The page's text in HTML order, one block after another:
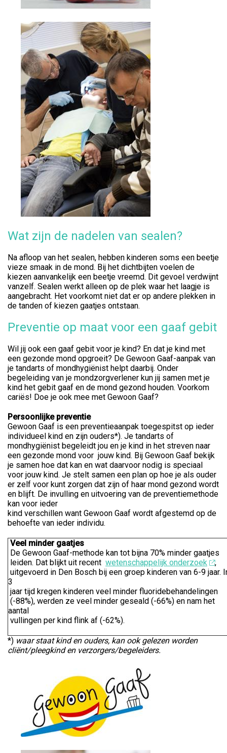
Wat zijn de nadelen van sealen?
Na afloop van het sealen, hebben kinderen soms een beetje
vieze smaak in de mond. Bij het dichtbijten voelen de
kiezen aanvankelijk een beetje vreemd. Dit gevoel verdwijnt
vanzelf. Sealen werkt alleen op de plek waar het laagje is
aangebracht. Het voorkomt niet dat er op andere plekken in
de tanden of kiezen gaatjes ontstaan.
Preventie op maat voor een gaaf gebit
Wil jij ook een gaaf gebit voor je kind? En dat je kind met
een gezonde mond opgroeit? De Gewoon Gaaf-aanpak van
je tandarts of mondhygiënist helpt daarbij. Onder
begeleiding van je mondzorgverlener kun jij samen met je
kind het gebit gaaf en de mond gezond houden. Voorkom
cariës! Doe je ook mee met Gewoon Gaaf?
Persoonlijke preventie
Gewoon Gaaf is een preventieaanpak toegespitst op ieder
individueel kind en zijn ouders*). Je tandarts of
mondhygiënist begeleidt jou en je kind in het streven naar
een gezonde mond voor jouw kind. Bij Gewoon Gaaf bekijk
je samen hoe dat kan en wat daarvoor nodig is speciaal
voor jouw kind. Je stelt samen een plan op hoe je als ouder
er zelf voor kunt zorgen dat zijn of haar mond gezond wordt
en blijft. De invulling en uitvoering van de preventiemethode
kan voor ieder
kind verschillen want Gewoon Gaaf wordt afgestemd op de
behoefte van ieder individu.
Veel minder gaatjes
De Gewoon Gaaf-methode kan tot bijna 70% minder gaatjes
leiden. Dat blijkt uit recent wetenschappelijk onderzoek
,
uitgevoerd in Den Bosch bij een groep kinderen van 6-9 jaar.
3
jaar tijd kregen kinderen veel minder fluoridebehandelingen
(-88%), werden ze veel minder geseald (-66%) en nam het
aantal
vullingen per kind flink af (-62%).
*) waar staat kind en ouders, kan ookgelezen worden
cliënt/pleegkind en verzorgers/begeleiders.